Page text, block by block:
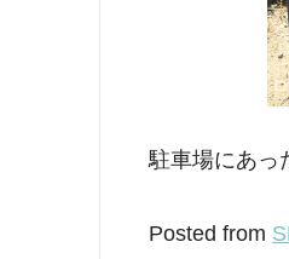
駐車場にあっ
Posted from